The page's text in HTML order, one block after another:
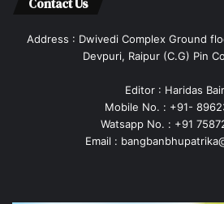
Contact Us
Address : Dwivedi Complex Ground
Devpuri, Raipur (C.G) Pin
Editor : Haridas
Mobile No. : +91-
Watsapp No. : +91
Email :